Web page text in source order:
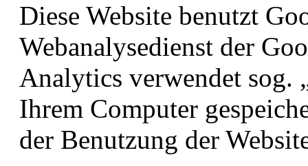
Diese Website benutzt
Webanalysedienst der
Analytics verwendet sog.
Ihrem Computer
der Benutzung der